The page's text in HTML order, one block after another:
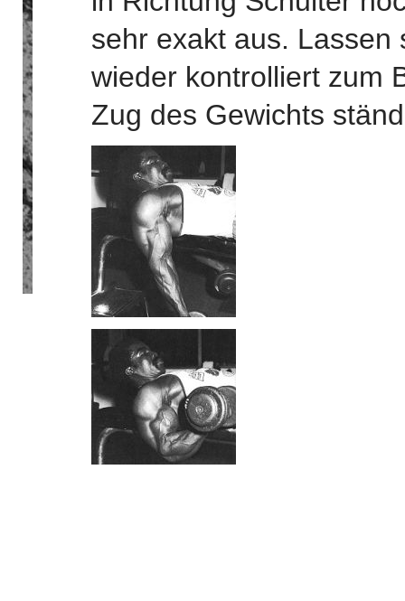
sehr exakt aus. Lassen
wieder kontrolliert zum
Zug des Gewichts